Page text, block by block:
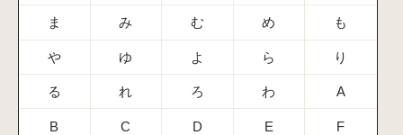
ま み む め も
や ゆ よ ら り
る れ ろ わ A
B C D E F